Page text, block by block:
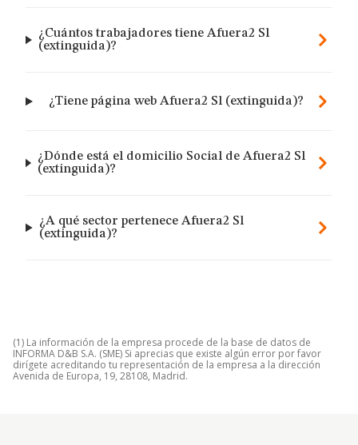
¿Cuántos trabajadores tiene Afuera2 Sl
(extinguida)?
¿Tiene página web Afuera2 Sl (extinguida)?
¿Dónde está el domicilio Social de Afuera2 Sl
(extinguida)?
¿A qué sector pertenece Afuera2 Sl
(extinguida)?
(1) La información de la empresa procede de la base de datos de
INFORMA D&B S.A. (SME) Si aprecias que existe algún error por favor
dirígete acreditando tu representación de la empresa a la dirección
Avenida de Europa, 19, 28108, Madrid.